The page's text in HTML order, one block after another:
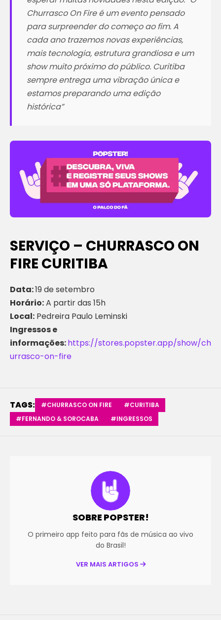
Churrasco On Fire é um evento pensado
para surpreender do começo ao fim. A
cada ano trazemos novas experiências,
mais tecnologia, estrutura grandiosa e um
show muito próximo do público. Curitiba
sempre entrega uma vibração única e
estamos preparando uma edição
histórica”
SERVIÇO – CHURRASCO ON
FIRE CURITIBA
Data:19 de setembro
Horário:A partir das 15h
Local: Pedreira Paulo Leminski
Ingressos e
informações:https://stores.popster.app/show/ch
urrasco-on-fire
TAGS: #CHURRASCO ON FIRE
#CURITIBA
#FERNANDO & SOROCABA
#INGRESSOS
SOBRE POPSTER!
O primeiro app feito para fãs de música ao vivo
do Brasil!
VER MAIS ARTIGOS